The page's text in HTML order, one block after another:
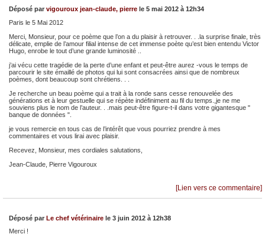
Déposé par vigouroux jean-claude, pierre le 5 mai 2012 à 12h34
Paris le 5 Mai 2012
Merci, Monsieur, pour ce poème que l’on a du plaisir à retrouver. . .la surprise finale, très
délicate, emplie de l’amour filial intense de cet immense poète qu’est bien entendu Victor
Hugo, enrobe le tout d’une grande luminosité ..
j’ai vécu cette tragédie de la perte d’une enfant et peut-être aurez -vous le temps de
parcourir le site émaillé de photos qui lui sont consacrées ainsi que de nombreux
poèmes, dont beaucoup sont chrétiens. . .
Je recherche un beau poème qui a trait à la ronde sans cesse renouvelée des
générations et à leur gestuelle qui se répète indéfiniment au fil du temps.,je ne me
souviens plus le nom de l’auteur. . .mais peut-être figure-t-il dans votre gigantesque "
banque de données ".
je vous remercie en tous cas de l’intérêt que vous pourriez prendre à mes
commentaires et vous lirai avec plaisir.
Recevez, Monsieur, mes cordiales salutations,
Jean-Claude, Pierre Vigouroux
[Lien vers ce commentaire]
Déposé par Le chef vétérinaire le 3 juin 2012 à 12h38
Merci !